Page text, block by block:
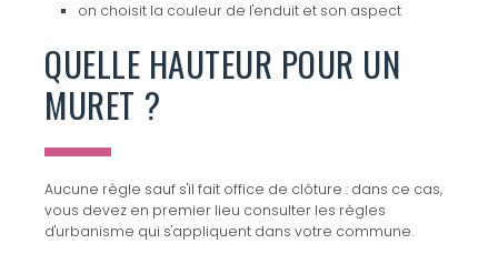
on choisit la couleur de l'enduit et son aspect
QUELLE HAUTEUR POUR UN
MURET ?
Aucune règle sauf s'il fait office de clôture : dans ce cas,
vous devez en premier lieu consulter les règles
d'urbanisme qui s'appliquent dans votre commune.